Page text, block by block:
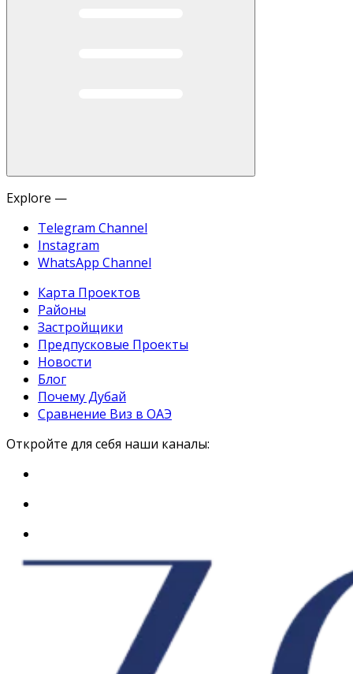
Explore —
Telegram Channel
Instagram
WhatsApp Channel
Карта Проектов
Районы
Застройщики
Предпусковые Проекты
Новости
Блог
Почему Дубай
Сравнение Виз в ОАЭ
Откройте для себя наши каналы: